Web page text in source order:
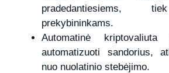
pradedantiesiems,
prekybininkams.
Automatinė
automatizuoti sandorius,
nuo nuolatinio stebėjimo.